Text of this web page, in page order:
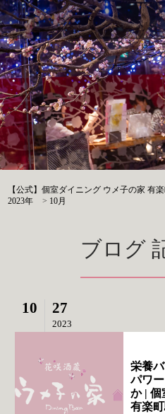
【公式】個室ダイニング ウメ子の家 有
2023年
> 10月
ブログ
10 27
2023
栄養
パワ
か | 個
有楽